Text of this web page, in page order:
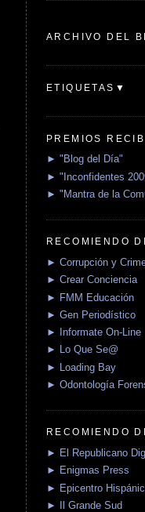
ARCHIVO DEL
ETIQUETAS▼
PREMIOS
► "Blog del Día"
► "Inconfidentes
► "Mantra de la
RECOMIENDO
► Corrupción y
► Crear Conciencia
► FMM Educación
► Gen Periodístico
► Informate On-Line
► Lo Que Se@
► Loading Bay
► Odontología
RECOMIENDO
► El Republicano
► Enigmas Press
► Epicentro
► Il Grande Sud